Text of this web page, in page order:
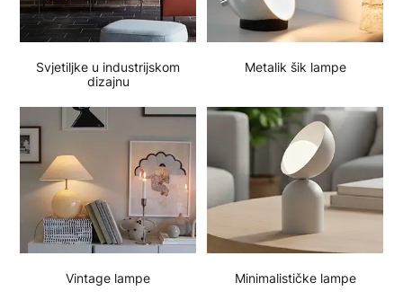
Svjetiljke u industrijskom
dizajnu
Metalik šik lampe
Vintage lampe Minimalističke lampe